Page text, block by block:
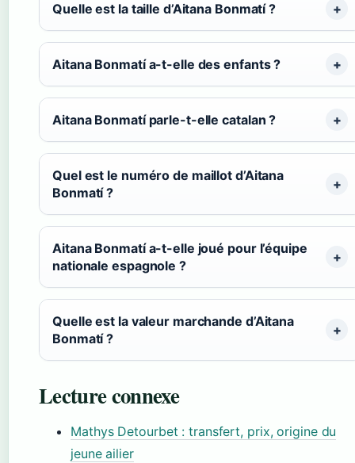
Quelle est la taille d’Aitana Bonmatí ?
Aitana Bonmatí a-t-elle des enfants ?
Aitana Bonmatí parle-t-elle catalan ?
Quel est le numéro de maillot d’Aitana
Bonmatí ?
Aitana Bonmatí a-t-elle joué pour l’équipe
nationale espagnole ?
Quelle est la valeur marchande d’Aitana
Bonmatí ?
Lecture connexe
Mathys Detourbet : transfert, prix, origine du
jeune ailier